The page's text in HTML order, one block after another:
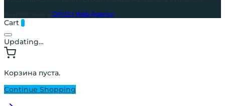
OPUS | Web Agency
Cart
Updating…
Корзина пуста.
Continue Shopping